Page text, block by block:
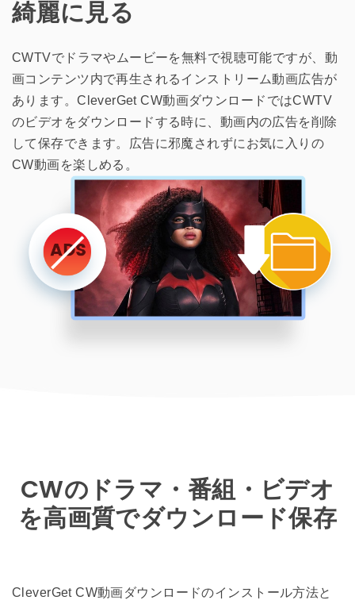
綺麗に見る
CWTVでドラマやムービーを無料で視聴可能ですが、動
画コンテンツ内で再生されるインストリーム動画広告が
あります。CleverGet CW動画ダウンロードではCWTV
のビデオをダウンロードする時に、動画内の広告を削除
して保存できます。広告に邪魔されずにお気に入りの
CW動画を楽しめる。
CWのドラマ・番組・ビデオ
を高画質でダウンロード保存
CleverGet CW動画ダウンロードのインストール方法と